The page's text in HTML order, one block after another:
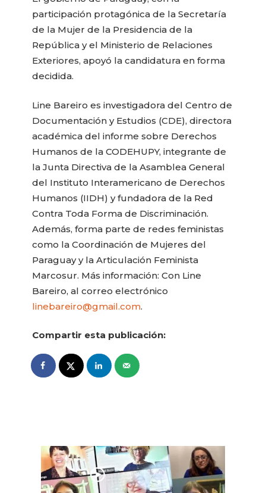
participación protagónica de la Secretaría
de la Mujer de la Presidencia de la
República y el Ministerio de Relaciones
Exteriores, apoyó la candidatura en forma
decidida.
Line Bareiro es investigadora del Centro de
Documentación y Estudios (CDE), directora
académica del informe sobre Derechos
Humanos de la CODEHUPY, integrante de
la Junta Directiva de la Asamblea General
del Instituto Interamericano de Derechos
Humanos (IIDH) y fundadora de la Red
Contra Toda Forma de Discriminación.
Además, forma parte de redes feministas
como la Coordinación de Mujeres del
Paraguay y la Articulación Feminista
Marcosur. Más información: Con Line
Bareiro, al correo electrónico
linebareiro@gmail.com.
Compartir esta publicación: